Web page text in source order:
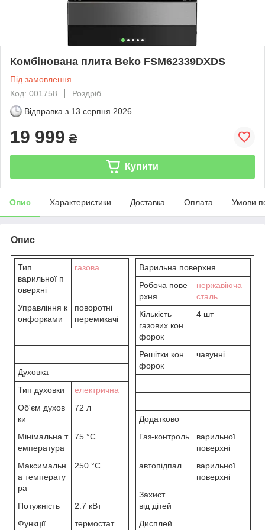
Комбінована плита Beko FSM62339DXDS
Під замовлення
Код: 001758
Роздріб
Відправка з 13 серпня 2026
19 999 ₴
Купити
Опис Характеристики Доставка Оплата Умови
Опис
Тип
варильної п
оверхні
газова
Управління к
онфорками
поворотні
перемикачі
Духовка
Тип духовки
електрична
Об'єм духов
ки
72 л
Мінімальна т
емпература
75 °C
Максимальн
а температу
ра
250 °C
Потужність
2.7 кВт
Функції
термостат
Варильна поверхня
Робоча пове
рхня
нержавіюча
сталь
Кількість
газових кон
форок
4 шт
Решітки кон
форок
чавунні
Додатково
Газ-контроль
варильної
поверхні
автопідпал
варильної
поверхні
Захист
від дітей
Дисплей